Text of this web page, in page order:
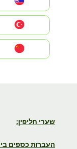
שערי חליפין:
העברות כספים